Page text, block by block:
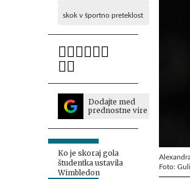
skok v športno preteklost
Dodajte med
prednostne vire
Ko je skoraj gola
študentka ustavila
Wimbledon
Foto: